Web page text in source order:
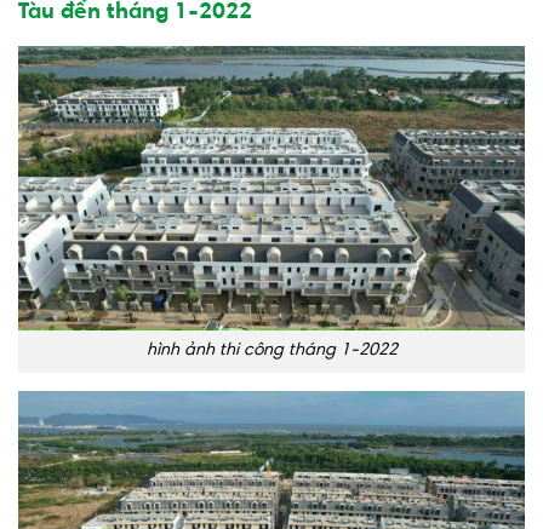
Tàu đến tháng 1-2022
hình ảnh thi công tháng 1-2022